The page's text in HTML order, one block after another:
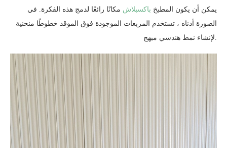
يمكن أن يكون المطبخ باكسبلاش مكانًا رائعًا لدمج هذه الفكرة. في
الصورة أدناه ، تستخدم المربعات الموجودة فوق الموقد خطوطًا منحنية